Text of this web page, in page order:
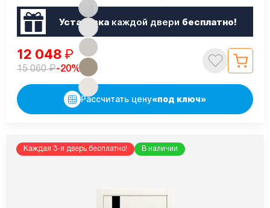
Установкакаждой двери бесплатно!
12 048 ₽
15 060₽-20%
Рассчитать цену«под ключ»
Каждая 3-я дверь бесплатно! В наличии